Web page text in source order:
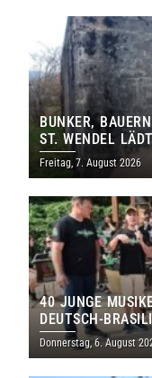
BUNKER,
ST. WENDEL
DENKMALS EIN
Freitag, 7. August 2026
40 JUNGE
DEUTSCH-
THOLEY
Donnerstag, 6. August